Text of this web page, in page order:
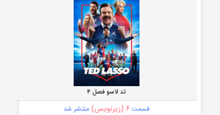
تد لاسو فصل ۴
قسمت ۶ (زیرنویس) منتشر شد